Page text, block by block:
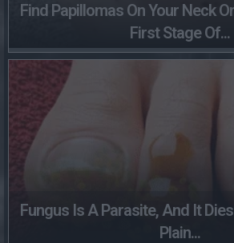
Find Papillomas On Your Neck
First Stage Of...
Fungus Is A Parasite, And It
Plain...